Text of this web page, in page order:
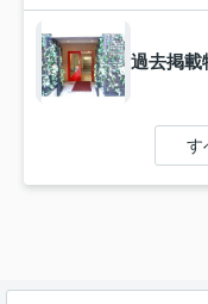
過去掲載
す